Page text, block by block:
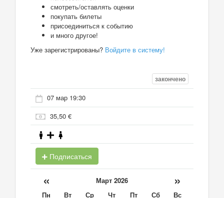
смотреть/оставлять оценки
покупать билеты
присоединиться к событию
и много другое!
Уже зарегистрированы? Войдите в систему!
закончено
07 мар 19:30
35,50 €
Подписаться
« Март 2026 »
Пн Вт Ср Чт Пт Сб
Вс